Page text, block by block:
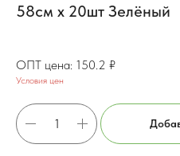
58см x 20шт Зелёный
150.2 ₽
Условия цен